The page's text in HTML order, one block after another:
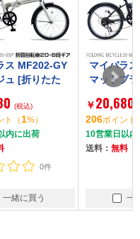
ラス MF202-BK
ブラック [折り
段変速)](税込)
イント（1
以内に出荷
無料
一緒に買う
マイパ
OOM
ワン マ
￥
217ポイ
10営業日
送料：無